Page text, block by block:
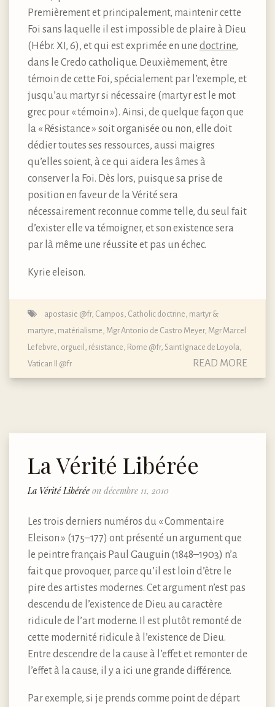
Premièrement et principalement, maintenir cette
Foi sans laquelle il est impossible de plaire à Dieu
(Hébr. XI, 6), et qui est exprimée en une doctrine,
dans le Credo catholique. Deuxièmement, être
témoin de cette Foi, spécialement par l’exemple, et
jusqu’au martyr si nécessaire (martyr est le mot
grec pour « témoin »). Ainsi, de quelque façon que
la « Résistance » soit organisée ou non, elle doit
dédier toutes ses ressources, aussi maigres
qu’elles soient, à ce qui aidera les âmes à
conserver la Foi. Dès lors, puisque sa prise de
position en faveur de la Vérité sera
nécessairement reconnue comme telle, du seul fait
d’exister elle va témoigner, et son existence sera
par là même une réussite et pas un échec.
Kyrie eleison.
apostasie @fr, Campos Catholic doctrine martyr &
martyre matérialisme Mgr Antonio de Castro Meyer, Mgr Marcel
Lefebvre orgueil résistance Rome @fr, Saint Ignace de Loyola
Vatican II @fr
READ MORE
La Vérité Libérée
La Vérité Libérée on décembre 11, 2010
Les trois derniers numéros du « Commentaire
Eleison » (175–177) ont présenté un argument que
le peintre français Paul Gauguin (1848–1903) n’a
fait que provoquer, parce qu’il est loin d’être le
pire des artistes modernes. Cet argument n’est pas
descendu de l’existence de Dieu au caractère
ridicule de l’art moderne. Il est plutôt remonté de
cette modernité ridicule à l’existence de Dieu.
Entre descendre de la cause à l’effet et remonter de
l’effet à la cause, il y a ici une grande différence.
Par exemple, si je prends comme point de départ